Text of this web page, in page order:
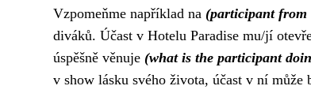
Vzpomeňme například na (participant from
diváků. Účast v Hotelu Paradise mu/jí
úspěšně věnuje (what is the participant
v show lásku svého života, účast v ní